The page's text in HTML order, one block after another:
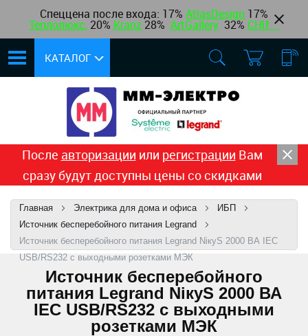
Спеццена после входа: 17% AtlasDesign 17%
Теплолюкс, 20% Kranz 28% ArtGallery 32% CHINT
КАТАЛОГ
После авторизации или регистрации Вам
сразу будут доступны цены со скидками
Главная Электрика для дома и офиса
ИБП
Источник бесперебойного питания Legrand
Источник бесперебойного питания Legrand NiкyS 2000 ВА IEC
USB/RS232 с выходными розетками МЭК
Источник бесперебойного
питания Legrand NiкyS 2000 ВА
IEC USB/RS232 с выходными
розетками МЭК